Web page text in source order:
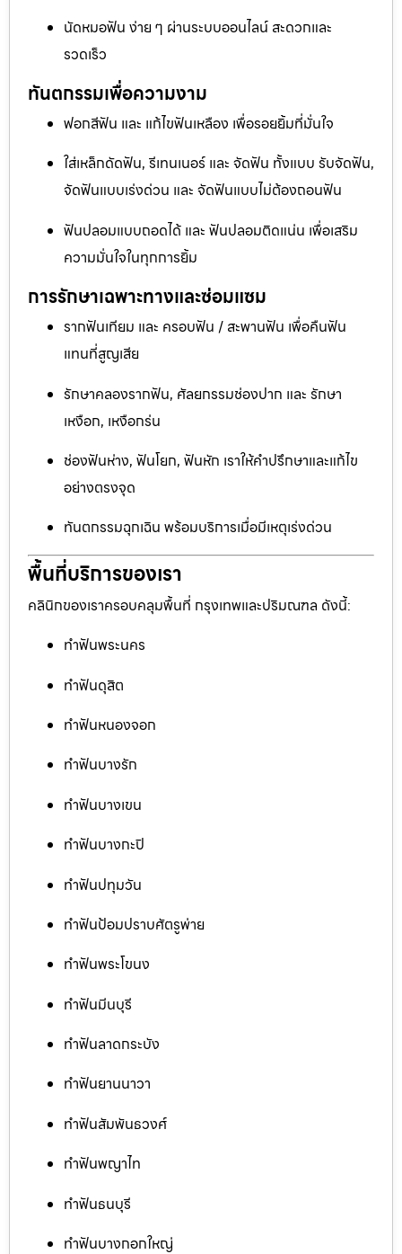
นัดหมอฟัน ง่าย ๆ ผ่านระบบออนไลน์ สะดวกและ
รวดเร็ว
ทันตกรรมเพื่อความงาม
ฟอกสีฟัน และ แก้ไขฟันเหลือง เพื่อรอยยิ้มที่มั่นใจ
ใส่เหล็กดัดฟัน, รีเทนเนอร์ และ จัดฟัน ทั้งแบบ รับจัดฟัน,
จัดฟันแบบเร่งด่วน และ จัดฟันแบบไม่ต้องถอนฟัน
ฟันปลอมแบบถอดได้ และ ฟันปลอมติดแน่น เพื่อเสริม
ความมั่นใจในทุกการยิ้ม
การรักษาเฉพาะทางและซ่อมแซม
รากฟันเทียม และ ครอบฟัน / สะพานฟัน เพื่อคืนฟัน
แทนที่สูญเสีย
รักษาคลองรากฟัน, ศัลยกรรมช่องปาก และ รักษา
เหงือก, เหงือกร่น
ช่องฟันห่าง, ฟันโยก, ฟันหัก เราให้คำปรึกษาและแก้ไข
อย่างตรงจุด
ทันตกรรมฉุกเฉิน พร้อมบริการเมื่อมีเหตุเร่งด่วน
พื้นที่บริการของเรา
คลินิกของเราครอบคลุมพื้นที่ กรุงเทพและปริมณฑล ดังนี้:
ทำฟันพระนคร
ทำฟันดุสิต
ทำฟันหนองจอก
ทำฟันบางรัก
ทำฟันบางเขน
ทำฟันบางกะปิ
ทำฟันปทุมวัน
ทำฟันป้อมปราบศัตรูพ่าย
ทำฟันพระโขนง
ทำฟันมีนบุรี
ทำฟันลาดกระบัง
ทำฟันยานนาวา
ทำฟันสัมพันธวงศ์
ทำฟันพญาไท
ทำฟันธนบุรี
ทำฟันบางกอกใหญ่